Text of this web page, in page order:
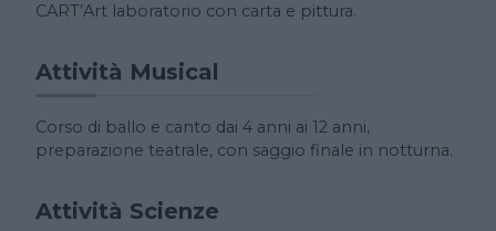
CART’Art laboratorio con carta e pittura.
Attività Musical
Corso di ballo e canto dai 4 anni ai 12 anni,
preparazione teatrale, con saggio finale in notturna.
Attività Scienze